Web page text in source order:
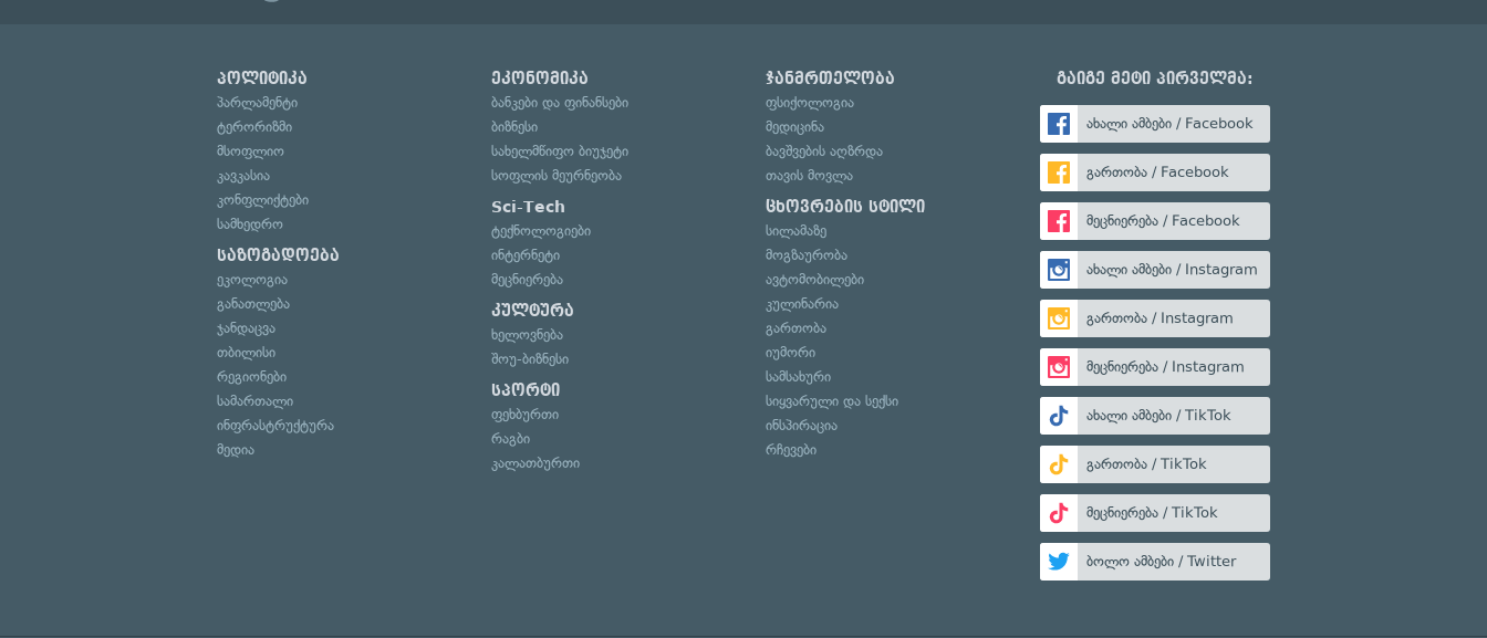
პოლიტიკა
პარლამენტი
ტერორიზმი
მსოფლიო
კავკასია
კონფლიქტები
სამხედრო
საზოგადოება
ეკოლოგია
განათლება
ჯანდაცვა
თბილისი
რეგიონები
სამართალი
ინფრასტრუქტურა
მედია
ეკონომიკა
ბანკები და ფინანსები
ბიზნესი
სახელმწიფო ბიუჯეტი
სოფლის მეურნეობა
Sci-Tech
ტექნოლოგიები
ინტერნეტი
მეცნიერება
კულტურა
ხელოვნება
შოუ-ბიზნესი
სპორტი
ფეხბურთი
რაგბი
კალათბურთი
ჯანმრთელობა
ფსიქოლოგია
მედიცინა
ბავშვების აღზრდა
თავის მოვლა
ცხოვრების სტილი
სილამაზე
მოგზაურობა
ავტომობილები
კულინარია
გართობა
იუმორი
სამსახური
სიყვარული და სექსი
ინსპირაცია
რჩევები
გაიგე მეტი პირველმა:
ახალი ამბები / Facebook
გართობა / Facebook
მეცნიერება / Facebook
ახალი ამბები / Instagram
გართობა / Instagram
მეცნიერება / Instagram
ახალი ამბები / TikTok
გართობა / TikTok
მეცნიერება / TikTok
ბოლო ამბები / Twitter